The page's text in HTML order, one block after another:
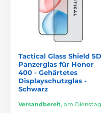
Tactical Glass Shield 5D
Panzerglas für Honor
400 - Gehärtetes
Displayschutzglas -
Schwarz
Versandbereit, am Dienstag